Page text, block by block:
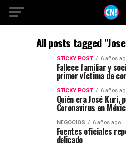
All posts tagged
STICKY POST 6 años
Fallece familiar y
primer víctima de
STICKY POST 6 años
Quién era José Kuri,
Coronavirus en
NEGOCIOS 6 años ago
Fuentes oficiales
delicado